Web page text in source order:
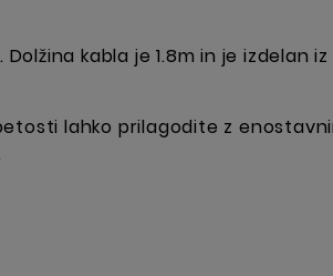
kabla je 1.8m in je izdelan iz
lahko prilagodite z